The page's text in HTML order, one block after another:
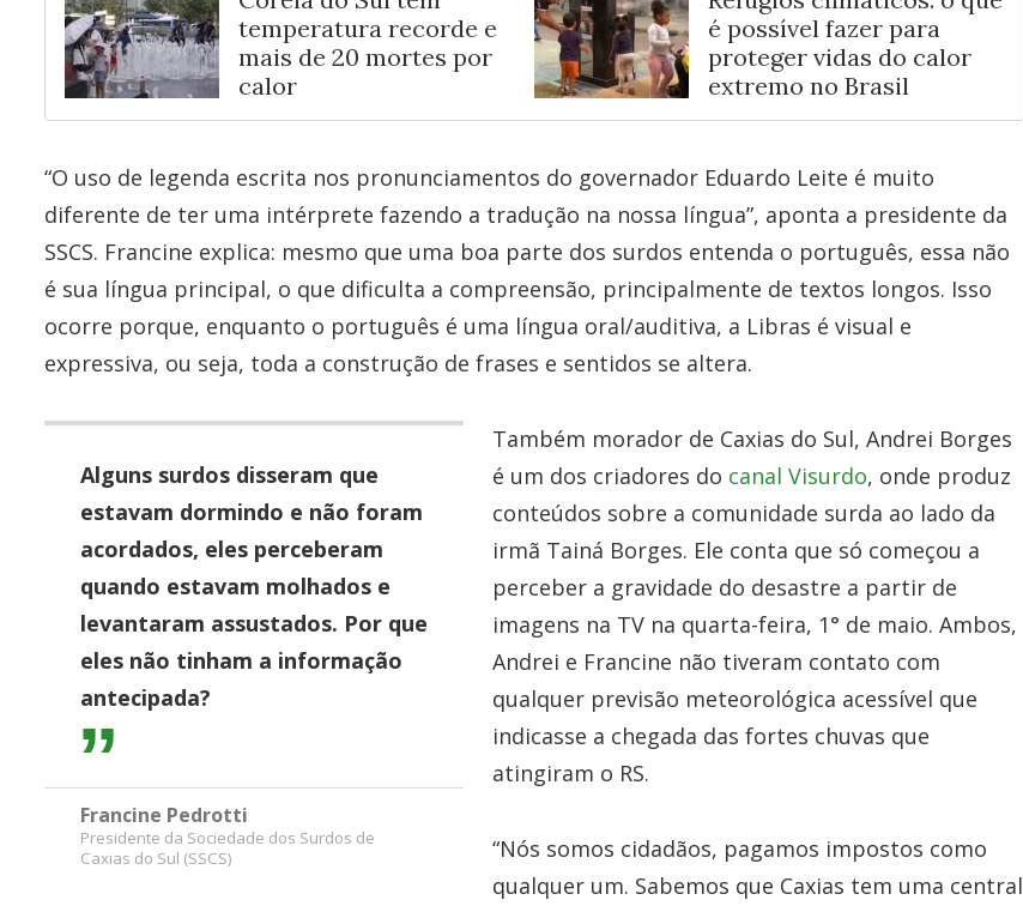
temperatura recorde e
mais de 20 mortes por
calor
é possível fazer para
proteger vidas do calor
extremo no Brasil
“O uso de legenda escrita nos pronunciamentos do governador Eduardo Leite é muito
diferente de ter uma intérprete fazendo a tradução na nossa língua”, aponta a presidente da
SSCS. Francine explica: mesmo que uma boa parte dos surdos entenda o português, essa não
é sua língua principal, o que dificulta a compreensão, principalmente de textos longos. Isso
ocorre porque, enquanto o português é uma língua oral/auditiva, a Libras é visual e
expressiva, ou seja, toda a construção de frases e sentidos se altera.
Alguns surdos disseram que
estavam dormindo e não foram
acordados, eles perceberam
quando estavam molhados e
levantaram assustados. Por que
eles não tinham a informação
antecipada?
Francine Pedrotti
Presidente da Sociedade dos Surdos de
Caxias do Sul (SSCS)
Também morador de Caxias do Sul, Andrei Borges
é um dos criadores do canal Visurdo, onde produz
conteúdos sobre a comunidade surda ao lado da
irmã Tainá Borges. Ele conta que só começou a
perceber a gravidade do desastre a partir de
imagens na TV na quarta-feira, 1° de maio. Ambos,
Andrei e Francine não tiveram contato com
qualquer previsão meteorológica acessível que
indicasse a chegada das fortes chuvas que
atingiram o RS.
“Nós somos cidadãos, pagamos impostos como
qualquer um. Sabemos que Caxias tem uma central